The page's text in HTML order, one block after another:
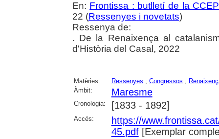
En: Frontissa : butlletí de la
22 (Ressenyes i novetats)
Ressenya de:
. De la Renaixença al
d'Història del Casal, 2022
Matèries: Ressenyes ; Congressos ;
Àmbit:
Maresme
Cronologia: [1833 - 1892]
Accés:
https://
45.pdf[Exemplar